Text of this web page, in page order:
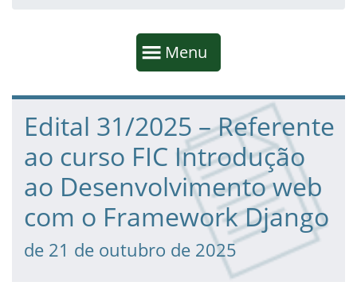
Mostrar
Menu
Fim da navegação
Início do conteúdo
Edital 31/2025 – Referente
ao curso FIC Introdução
ao Desenvolvimento web
com o Framework Django
de 21 de outubro de 2025